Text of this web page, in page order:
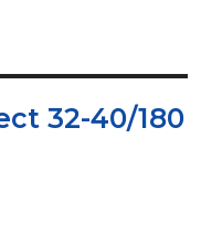
32-40/180